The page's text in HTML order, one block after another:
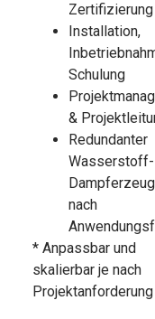
Zertifizierung
Installation,
Schulung
&
Redundanter
Wasserstoff-
nach
* Anpassbar und
skalierbar je nach
Projektanforderung